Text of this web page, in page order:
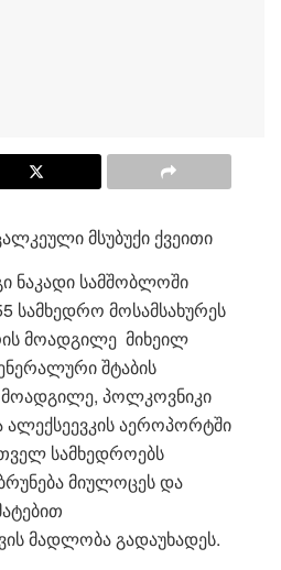
მსუბუქი ქვეითი
ნაკადი სამშობლოში
სამხედრო მოსამსახურეს
მოადგილე მიხეილ
შტაბის
პოლკოვნიკი
ალექსეევკის აეროპორტში
სამხედროებს
მიულოცეს და
მადლობა გადაუხადეს.